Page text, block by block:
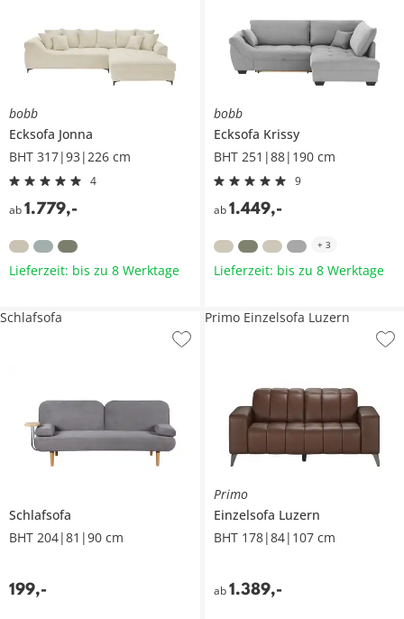
bobb
Ecksofa Jonna
BHT 317|93|226 cm
4
ab1.779,-
Lieferzeit: bis zu 8 Werktage
bobb
Ecksofa Krissy
BHT 251|88|190 cm
9
ab 1.449,-
+ 3
Lieferzeit: bis zu 8 Werktage
Schlafsofa
BHT 204|81|90 cm
199,-
Schlafsofa
Primo
Einzelsofa Luzern
BHT 178|84|107 cm
ab 1.389,-
Primo Einzelsofa Luzern